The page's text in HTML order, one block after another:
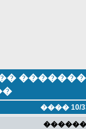
���� 10/
������